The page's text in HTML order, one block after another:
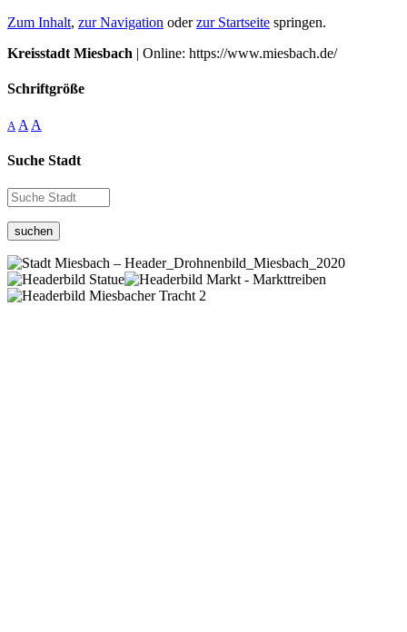
Zum Inhalt, zur Navigation oderzur Startseite springen.
Kreisstadt Miesbach | Online: https://www.miesbach.de/
Schriftgröße
A A A
Suche Stadt
suchen